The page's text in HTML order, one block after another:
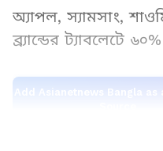
অ্যাপল, স্যামসাং,
ব্র্যান্ডের ট্যাবলেটে
Add Asianetnews Bangla as